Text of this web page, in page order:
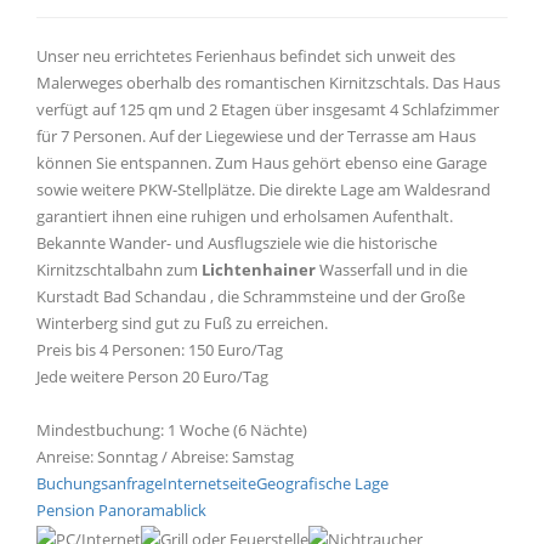
Unser neu errichtetes Ferienhaus befindet sich unweit des
Malerweges oberhalb des romantischen Kirnitzschtals. Das Haus
verfügt auf 125 qm und 2 Etagen über insgesamt 4 Schlafzimmer
für 7 Personen. Auf der Liegewiese und der Terrasse am Haus
können Sie entspannen. Zum Haus gehört ebenso eine Garage
sowie weitere PKW-Stellplätze. Die direkte Lage am Waldesrand
garantiert ihnen eine ruhigen und erholsamen Aufenthalt.
Bekannte Wander- und Ausflugsziele wie die historische
Kirnitzschtalbahn zum LichtenhainerWasserfall und in die
Kurstadt Bad Schandau , die Schrammsteine und der Große
Winterberg sind gut zu Fuß zu erreichen.
Preis bis 4 Personen: 150 Euro/Tag
Jede weitere Person 20 Euro/Tag
Mindestbuchung: 1 Woche (6 Nächte)
Anreise: Sonntag / Abreise: Samstag
BuchungsanfrageInternetseiteGeografische Lage
Pension Panoramablick